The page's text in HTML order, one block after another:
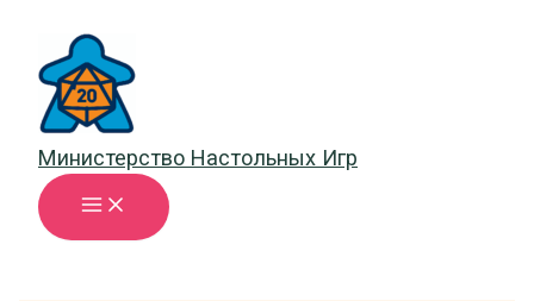
содержимому
Министерство Настольных Игр